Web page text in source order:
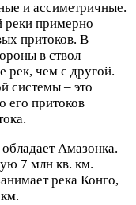
и ассиметричные.
реки примерно
притоков. В
в ствол
рек, чем с другой.
системы – это
его притоков
Амазонка.
7 млн кв. км.
река Конго,